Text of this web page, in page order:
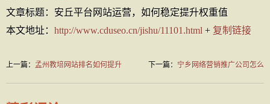
文章标题：安丘平台网站运营，如何稳定提升权重值
本文地址： http://www.cduseo.cn/jishu/11101.html + 复制链接
上一篇： 孟州教培网站排名如何提升 下一篇： 宁乡网络营销推广公司怎么